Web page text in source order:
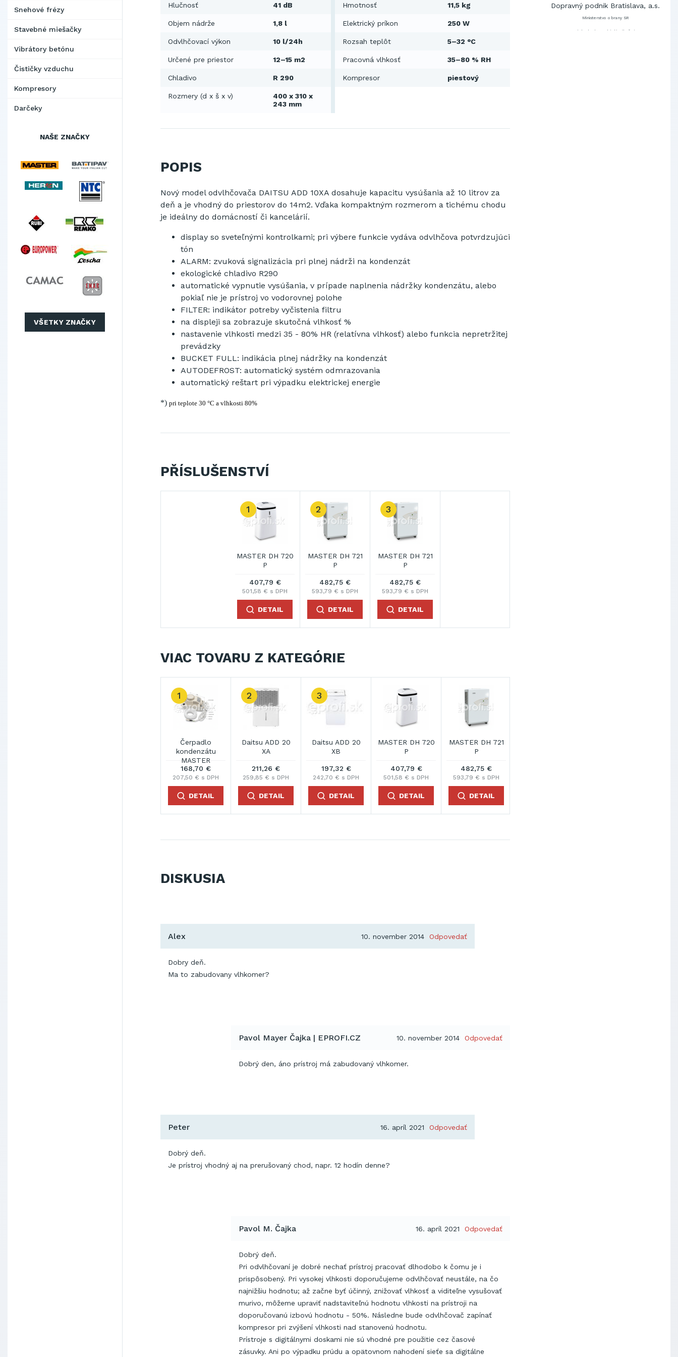
Snehové frézy
Stavebné miešačky
Vibrátory betónu
Čističky vzduchu
Kompresory
Darčeky
NAŠE ZNAČKY
VŠETKY ZNAČKY
Hlučnosť 41 dB Hmotnosť 11,5 kg
Objem nádrže 1,8 l Elektrický príkon 250 W
Odvlhčovací výkon 10 l/24h Rozsah teplôt 5–32 °C
Určené pre priestor 12–15 m2 Pracovná vlhkosť 35–80 % RH
Chladivo R 290 Kompresor piestový
Rozmery (d x š x v)
400 x 310 x
243 mm
POPIS
Nový model odvlhčovača DAITSU ADD 10XA dosahuje kapacitu vysúšania až 10 litrov za
deň a je vhodný do priestorov do 14m2. Vďaka kompaktným rozmerom a tichému chodu
je ideálny do domácností či kancelárií.
display so sveteľnými kontrolkami; pri výbere funkcie vydáva odvlhčova potvrdzujúci
tón
ALARM: zvuková signalizácia pri plnej nádrži na kondenzát
ekologické chladivo R290
automatické vypnutie vysúšania, v prípade naplnenia nádržky kondenzátu, alebo
pokiaľ nie je prístroj vo vodorovnej polohe
FILTER: indikátor potreby vyčistenia filtru
na displeji sa zobrazuje skutočná vlhkosť %
nastavenie vlhkosti medzi 35 - 80% HR (relatívna vlhkosť) alebo funkcia nepretržitej
prevádzky
BUCKET FULL: indikácia plnej nádržky na kondenzát
AUTODEFROST: automatický systém odmrazovania
automatický reštart pri výpadku elektrickej energie
*) pri teplote 30 °C a vlhkosti 80%
PŘÍSLUŠENSTVÍ
1
MASTER DH 720
P
407,79 €
501,58 € s DPH
DETAIL
2
MASTER DH 721
P
482,75 €
593,79 € s DPH
DETAIL
3
MASTER DH 721
P
482,75 €
593,79 € s DPH
DETAIL
VIAC TOVARU Z KATEGÓRIE
1
Čerpadlo
kondenzátu
MASTER
168,70 €
207,50 € s DPH
DETAIL
2
Daitsu ADD 20
XA
211,26 €
259,85 € s DPH
DETAIL
3
Daitsu ADD 20
XB
197,32 €
242,70 € s DPH
DETAIL
MASTER DH 720
P
407,79 €
501,58 € s DPH
DETAIL
MASTER DH 721
P
482,75 €
593,79 € s DPH
DETAIL
DISKUSIA
Alex 10. november 2014 Odpovedať
Dobry deň.
Ma to zabudovany vlhkomer?
Pavol Mayer Čajka | EPROFI.CZ 10. november 2014 Odpovedať
Dobrý den, áno prístroj má zabudovaný vlhkomer.
Peter 16. apríl 2021 Odpovedať
Dobrý deň.
Je prístroj vhodný aj na prerušovaný chod, napr. 12 hodín denne?
Pavol M. Čajka 16. apríl 2021 Odpovedať
Dobrý deň.
Pri odvlhčovaní je dobré nechať prístroj pracovať dlhodobo k čomu je i
prispôsobený. Pri vysokej vlhkosti doporučujeme odvlhčovať neustále, na čo
najnižšiu hodnotu; až začne byť účinný, znižovať vlhkosť a viditeľne vysušovať
murivo, môžeme upraviť nadstaviteľnú hodnotu vlhkosti na prístroji na
doporučovanú izbovú hodnotu - 50%. Následne bude odvlhčovač zapínať
kompresor pri zvýšení vlhkosti nad stanovenú hodnotu.
Prístroje s digitálnymi doskami nie sú vhodné pre použitie cez časové
zásuvky. Ani po výpadku prúdu a opätovnom nahodení sieťe sa digitálne
Dopravný podnik Bratislava, a.s.
Ministerstvo obrany SR
Východoslovenská distribučná,